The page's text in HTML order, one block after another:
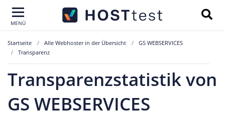
MENÜ
Startseite Alle Webhoster in der Übersicht
GS WEBSERVICES
Transparenz
Transparenzstatistik von
GS WEBSERVICES